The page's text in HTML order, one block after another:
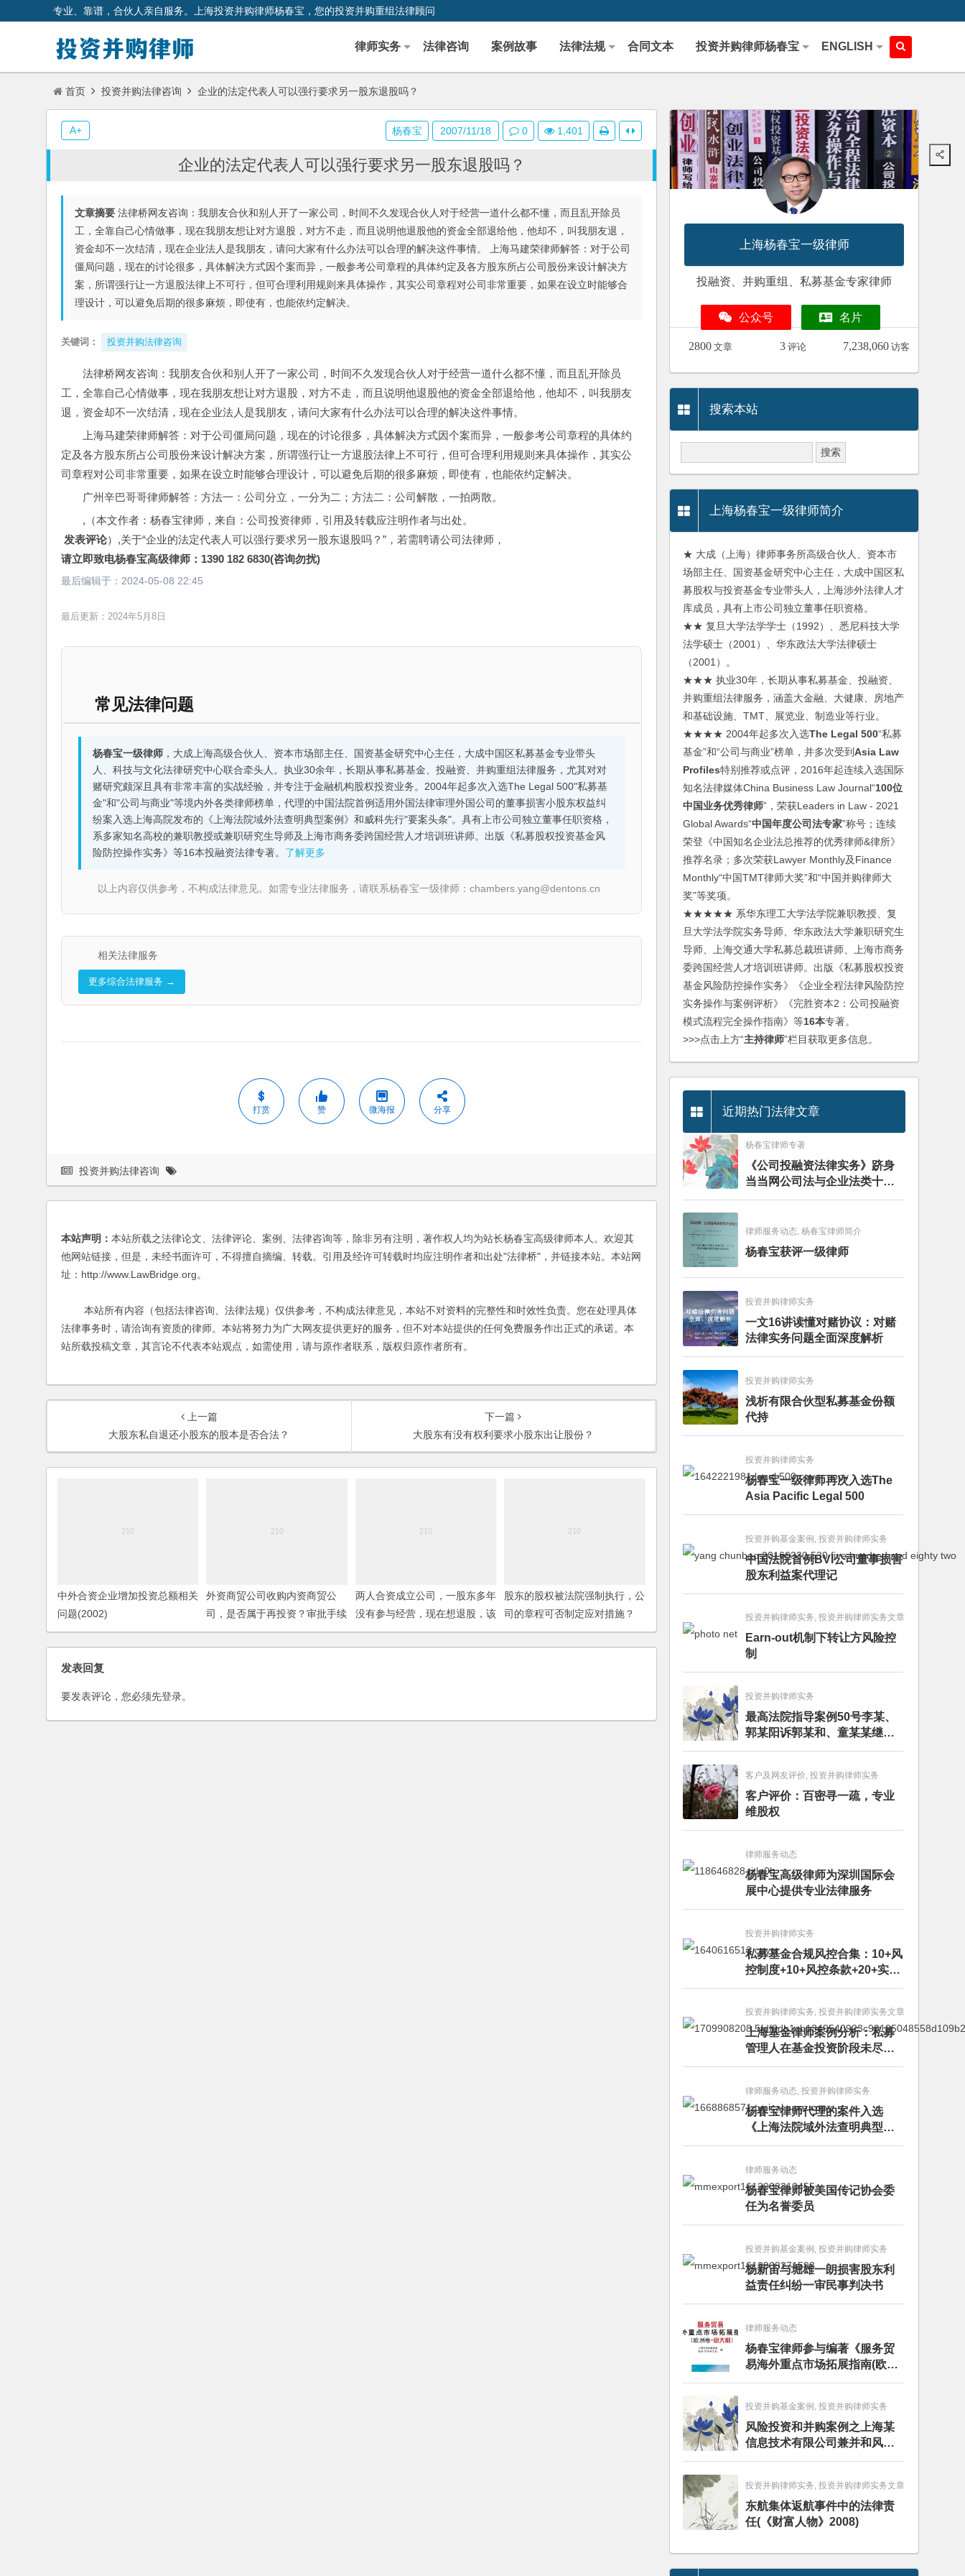
专业、靠谱，合伙人亲自服务。上海投资并购律师杨春宝，您的投资并购重组法律顾问
律师实务 法律咨询 案例故事 法律法规 合同文本 投资并购律师杨春宝 ENGLISH
首页 投资并购法律咨询 企业的法定代表人可以强行要求另一股东退股吗？
企业的法定代表人可以强行要求另一股东退股吗？
文章摘要 法律桥网友咨询：我朋友合伙和别人开了一家公司，时间不久发现合伙人对于经营一道什么都不懂，而且乱开除员
工，全靠自己心情做事，现在我朋友想让对方退股，对方不走，而且说明他退股他的资金全部退给他，他却不，叫我朋友退，
资金却不一次结清，现在企业法人是我朋友，请问大家有什么办法可以合理的解决这件事情。 上海马建荣律师解答：对于公司
僵局问题，现在的讨论很多，具体解决方式因个案而异，一般参考公司章程的具体约定及各方股东所占公司股份来设计解决方
案，所谓强行让一方退股法律上不可行，但可合理利用规则来具体操作，其实公司章程对公司非常重要，如果在设立时能够合
理设计，可以避免后期的很多麻烦，即使有，也能依约定解决。
关键词： 投资并购法律咨询
法律桥网友咨询：我朋友合伙和别人开了一家公司，时间不久发现合伙人对于经营一道什么都不懂，而且乱开除员
工，全靠自己心情做事，现在我朋友想让对方退股，对方不走，而且说明他退股他的资金全部退给他，他却不，叫我朋友
退，资金却不一次结清，现在企业法人是我朋友，请问大家有什么办法可以合理的解决这件事情。
上海马建荣律师解答：对于公司僵局问题，现在的讨论很多，具体解决方式因个案而异，一般参考公司章程的具体约
定及各方股东所占公司股份来设计解决方案，所谓强行让一方退股法律上不可行，但可合理利用规则来具体操作，其实公
司章程对公司非常重要，如果在设立时能够合理设计，可以避免后期的很多麻烦，即使有，也能依约定解决。
广州辛巴哥哥律师解答：方法一：公司分立，一分为二；方法二：公司解散，一拍两散。
,（本文作者：杨春宝律师，来自：公司投资律师，引用及转载应注明作者与出处。
发表评论）,关于“企业的法定代表人可以强行要求另一股东退股吗？”，若需聘请公司法律师，
请立即致电杨春宝高级律师：1390 182 6830(咨询勿扰)
最后编辑于： 2024-05-08 22:45
最后更新：2024年5月8日
常见法律问题
杨春宝一级律师，大成上海高级合伙人、资本市场部主任、国资基金研究中心主任，大成中国区私募基金专业带头
人、科技与文化法律研究中心联合牵头人。执业30余年，长期从事私募基金、投融资、并购重组法律服务，尤其对对
赌研究颇深且具有非常丰富的实战经验，并专注于金融机构股权投资业务。2004年起多次入选The Legal 500"私募基
金"和"公司与商业"等境内外各类律师榜单，代理的中国法院首例适用外国法律审理外国公司的董事损害小股东权益纠
纷案入选上海高院发布的《上海法院域外法查明典型案例》和威科先行"要案头条"。具有上市公司独立董事任职资格，
系多家知名高校的兼职教授或兼职研究生导师及上海市商务委跨国经营人才培训班讲师。出版《私募股权投资基金风
险防控操作实务》等16本投融资法律专著。 了解更多
以上内容仅供参考，不构成法律意见。如需专业法律服务，请联系杨春宝一级律师：chambers.yang@dentons.cn
相关法律服务
更多综合法律服务 →
打赏 赞 微海报 分享
杨春宝 2007/11/18 0 1,401
A+
投资并购法律咨询
本站声明： 本站所载之法律论文、法律评论、案例、法律咨询等，除非另有注明，著作权人均为站长杨春宝高级律师本人。欢迎其
他网站链接，但是，未经书面许可，不得擅自摘编、转载。引用及经许可转载时均应注明作者和出处"法律桥"，并链接本站。本站网
址：http://www.LawBridge.org。
本站所有内容（包括法律咨询、法律法规）仅供参考，不构成法律意见，本站不对资料的完整性和时效性负责。您在处理具体
法律事务时，请洽询有资质的律师。本站将努力为广大网友提供更好的服务，但不对本站提供的任何免费服务作出正式的承诺。本
站所载投稿文章，其言论不代表本站观点，如需使用，请与原作者联系，版权归原作者所有。
上一篇
大股东私自退还小股东的股本是否合法？
下一篇
大股东有没有权利要求小股东出让股份？
中外合资企业增加投资总额相关
问题(2002)
外资商贸公司收购内资商贸公
司，是否属于再投资？审批手续
怎样办理？
两人合资成立公司，一股东多年
没有参与经营，现在想退股，该
怎么办？
股东的股权被法院强制执行，公
司的章程可否制定应对措施？
(2006)
发表回复
要发表评论，您必须先登录。
上海杨春宝一级律师
投融资、并购重组、私募基金专家律师
公众号 名片
2800 文章 3 评论 7,238,060 访客
搜索本站
上海杨春宝一级律师简介
★ 大成（上海）律师事务所高级合伙人、资本市
场部主任、国资基金研究中心主任，大成中国区私
募股权与投资基金专业带头人，上海涉外法律人才
库成员，具有上市公司独立董事任职资格。
★★ 复旦大学法学学士（1992）、悉尼科技大学
法学硕士（2001）、华东政法大学法律硕士
（2001）。
★★★ 执业30年，长期从事私募基金、投融资、
并购重组法律服务，涵盖大金融、大健康、房地产
和基础设施、TMT、展览业、制造业等行业。
★★★★ 2004年起多次入选The Legal 500“私募
基金”和“公司与商业”榜单，并多次受到Asia Law
Profiles特别推荐或点评，2016年起连续入选国际
知名法律媒体China Business Law Journal“100位
中国业务优秀律师”，荣获Leaders in Law - 2021
Global Awards“中国年度公司法专家”称号；连续
荣登《中国知名企业法总推荐的优秀律师&律所》
推荐名录；多次荣获Lawyer Monthly及Finance
Monthly“中国TMT律师大奖”和“中国并购律师大
奖”等奖项。
★★★★★ 系华东理工大学法学院兼职教授、复
旦大学法学院实务导师、华东政法大学兼职研究生
导师、上海交通大学私募总裁班讲师、上海市商务
委跨国经营人才培训班讲师。出版《私募股权投资
基金风险防控操作实务》《企业全程法律风险防控
实务操作与案例评析》《完胜资本2：公司投融资
模式流程完全操作指南》等16本专著。
>>>点击上方“主持律师”栏目获取更多信息。
近期热门法律文章
杨春宝律师专著
《公司投融资法律实务》跻身
当当网公司法与企业法类十大
畅销图书榜
律师服务动态, 杨春宝律师简介
杨春宝获评一级律师
投资并购律师实务
一文16讲读懂对赌协议：对赌
法律实务问题全面深度解析
投资并购律师实务
浅析有限合伙型私募基金份额
代持
投资并购律师实务
杨春宝一级律师再次入选The
Asia Pacific Legal 500
投资并购基金案例, 投资并购律师实务
中国法院首例BVI公司董事损害
股东利益案代理记
投资并购律师实务, 投资并购律师实务文章
Earn-out机制下转让方风险控
制
投资并购律师实务
最高法院指导案例50号李某、
郭某阳诉郭某和、童某某继承
纠纷案
客户及网友评价, 投资并购律师实务
客户评价：百密寻一疏，专业
维股权
律师服务动态
杨春宝高级律师为深圳国际会
展中心提供专业法律服务
投资并购律师实务
私募基金合规风控合集：10+风
控制度+10+风控条款+20+实务
文章+每月动态
投资并购律师实务, 投资并购律师实务文章
上海基金律师案例分析：私募
管理人在基金投资阶段未尽勤
勉义务的赔偿责任
律师服务动态, 投资并购律师实务
杨春宝律师代理的案件入选
《上海法院域外法查明典型案
例》
律师服务动态
杨春宝律师被美国传记协会委
任为名誉委员
投资并购基金案例, 投资并购律师实务
杨新宙与堀雄一朗损害股东利
益责任纠纷一审民事判决书
律师服务动态
杨春宝律师参与编著《服务贸
易海外重点市场拓展指南(欧洲
卷·意大利)》
投资并购基金案例, 投资并购律师实务
风险投资和并购案例之上海某
信息技术有限公司兼并和风险
投资服务
投资并购律师实务, 投资并购律师实务文章
东航集体返航事件中的法律责
任(《财富人物》2008)